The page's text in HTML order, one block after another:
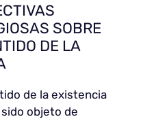
SOBRE
DE LA
de la existencia
objeto de